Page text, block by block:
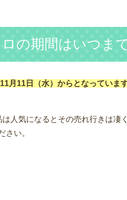
の期間はいつま
月11日（水）からとなっていま
人気になるとその売れ行きは凄
さい。